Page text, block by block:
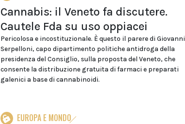
Cannabis: il Veneto fa discutere.
Cautele Fda su uso oppiacei
Pericolosa e incostituzionale. È questo il parere di Giovanni
Serpelloni, capo dipartimento politiche antidroga della
presidenza del Consiglio, sulla proposta del Veneto, che
consente la distribuzione gratuita di farmaci e preparati
galenici a base di cannabinoidi.
EUROPA E MONDO